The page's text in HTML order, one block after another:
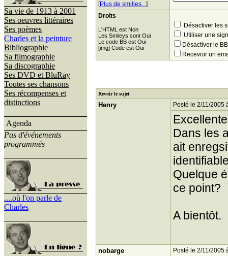
Sa vie de 1913 à 2001
Ses oeuvres littéraires
Ses poèmes
Charles et la peinture
Bibliographie
Sa filmographie
Sa discographie
Ses DVD et BluRay
Toutes ses chansons
Ses récompenses et
distinctions
Agenda
Pas d'événements
programmés
....où l'on parle de
Charles
[Plus de smilies...]
Droits
L'HTML est Non
Les Smileys sont Oui
Le code BB est Oui
[img] Code est Oui
Désactiver les
Utiliser une
Désactiver le
Recevoir un
Revoir le sujet
Henry Posté le 2/11/2005
Dans les
ait
Quelque
ce point?
A bientôt.
nobarge Posté le 2/11/2005